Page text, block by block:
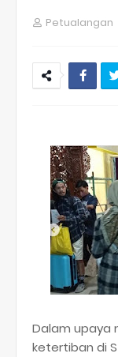
Petualangan
Dalam upaya
ketertiban di